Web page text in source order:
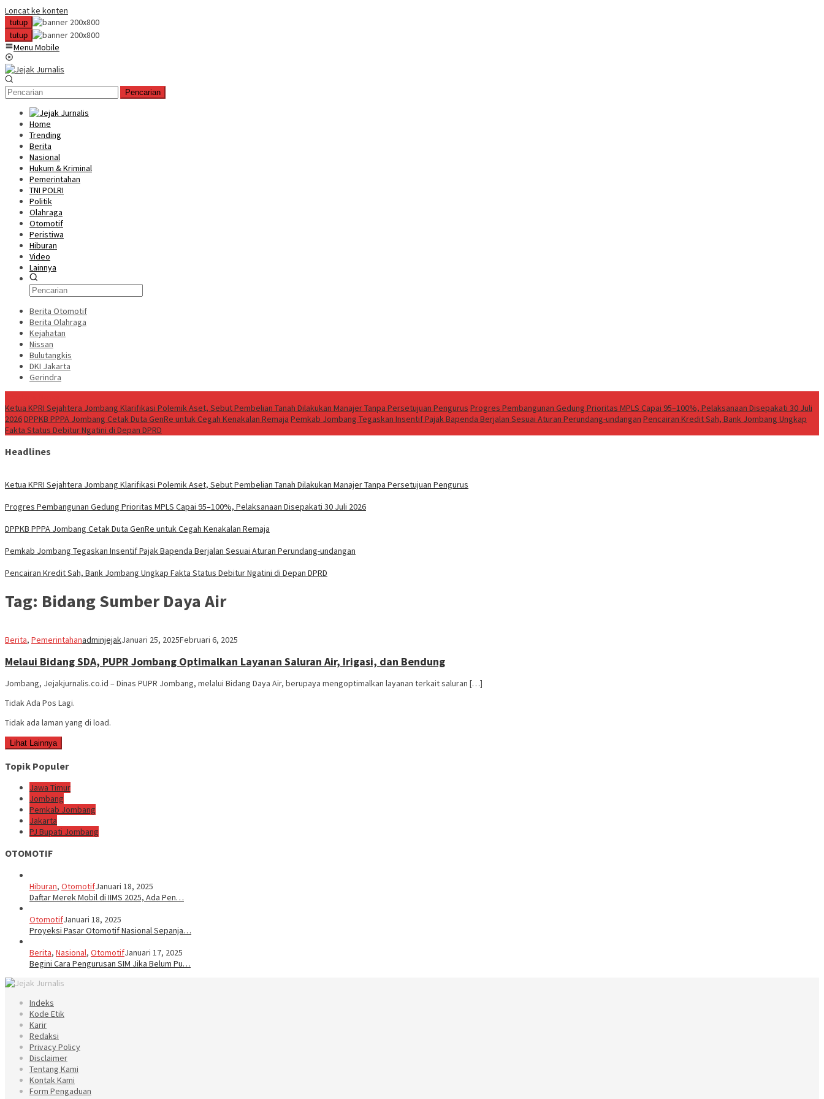
Loncat ke konten
tutup
tutup
Menu Mobile
Pencarian
Home
Trending
Berita
Nasional
Hukum & Kriminal
Pemerintahan
TNI POLRI
Politik
Olahraga
Otomotif
Peristiwa
Hiburan
Video
Lainnya
Berita Otomotif
Berita Olahraga
Kejahatan
Nissan
Bulutangkis
DKI Jakarta
Gerindra
Ketua KPRI Sejahtera Jombang Klarifikasi Polemik Aset, Sebut Pembelian Tanah Dilakukan Manajer Tanpa Persetujuan Pengurus Progres Pembangunan Gedung Prioritas MPLS Capai 95–100%, Pelaksanaan Disepakati 30 Juli
2026DPPKB PPPA Jombang Cetak Duta GenRe untuk Cegah Kenakalan Remaja Pemkab Jombang Tegaskan Insentif Pajak Bapenda Berjalan Sesuai Aturan Perundang-undangan Pencairan Kredit Sah, Bank Jombang Ungkap
Fakta Status Debitur Ngatini di Depan DPRD
Headlines
Ketua KPRI Sejahtera Jombang Klarifikasi Polemik Aset, Sebut Pembelian Tanah Dilakukan Manajer Tanpa Persetujuan Pengurus
Progres Pembangunan Gedung Prioritas MPLS Capai 95–100%, Pelaksanaan Disepakati 30 Juli 2026
DPPKB PPPA Jombang Cetak Duta GenRe untuk Cegah Kenakalan Remaja
Pemkab Jombang Tegaskan Insentif Pajak Bapenda Berjalan Sesuai Aturan Perundang-undangan
Pencairan Kredit Sah, Bank Jombang Ungkap Fakta Status Debitur Ngatini di Depan DPRD
Tag: Bidang Sumber Daya Air
Berita, PemerintahanadminjejakJanuari 25, 2025Februari 6, 2025
Melaui Bidang SDA, PUPR Jombang Optimalkan Layanan Saluran Air, Irigasi, dan Bendung
Jombang, Jejakjurnalis.co.id – Dinas PUPR Jombang, melalui Bidang Daya Air, berupaya mengoptimalkan layanan terkait saluran […]
Tidak Ada Pos Lagi.
Tidak ada laman yang di load.
Lihat Lainnya
Topik Populer
Jawa Timur
Jombang
Pemkab Jombang
Jakarta
PJ Bupati Jombang
OTOMOTIF
Hiburan, OtomotifJanuari 18, 2025
Daftar Merek Mobil di IIMS 2025, Ada Pen…
OtomotifJanuari 18, 2025
Proyeksi Pasar Otomotif Nasional Sepanja…
Berita, Nasional, OtomotifJanuari 17, 2025
Begini Cara Pengurusan SIM Jika Belum Pu…
Indeks
Kode Etik
Karir
Redaksi
Privacy Policy
Disclaimer
Tentang Kami
Kontak Kami
Form Pengaduan